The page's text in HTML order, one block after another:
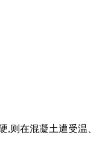
则在混凝土遭受温、